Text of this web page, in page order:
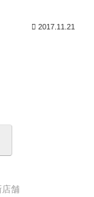
2017.11.21
舗